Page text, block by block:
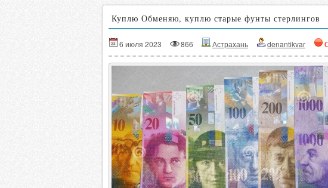
Куплю Обменяю, куплю старые фунты стерлингов
6 июля 2023 866 Астрахань denantikvar